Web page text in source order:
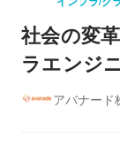
社会の変
ラエンジ
アバナード